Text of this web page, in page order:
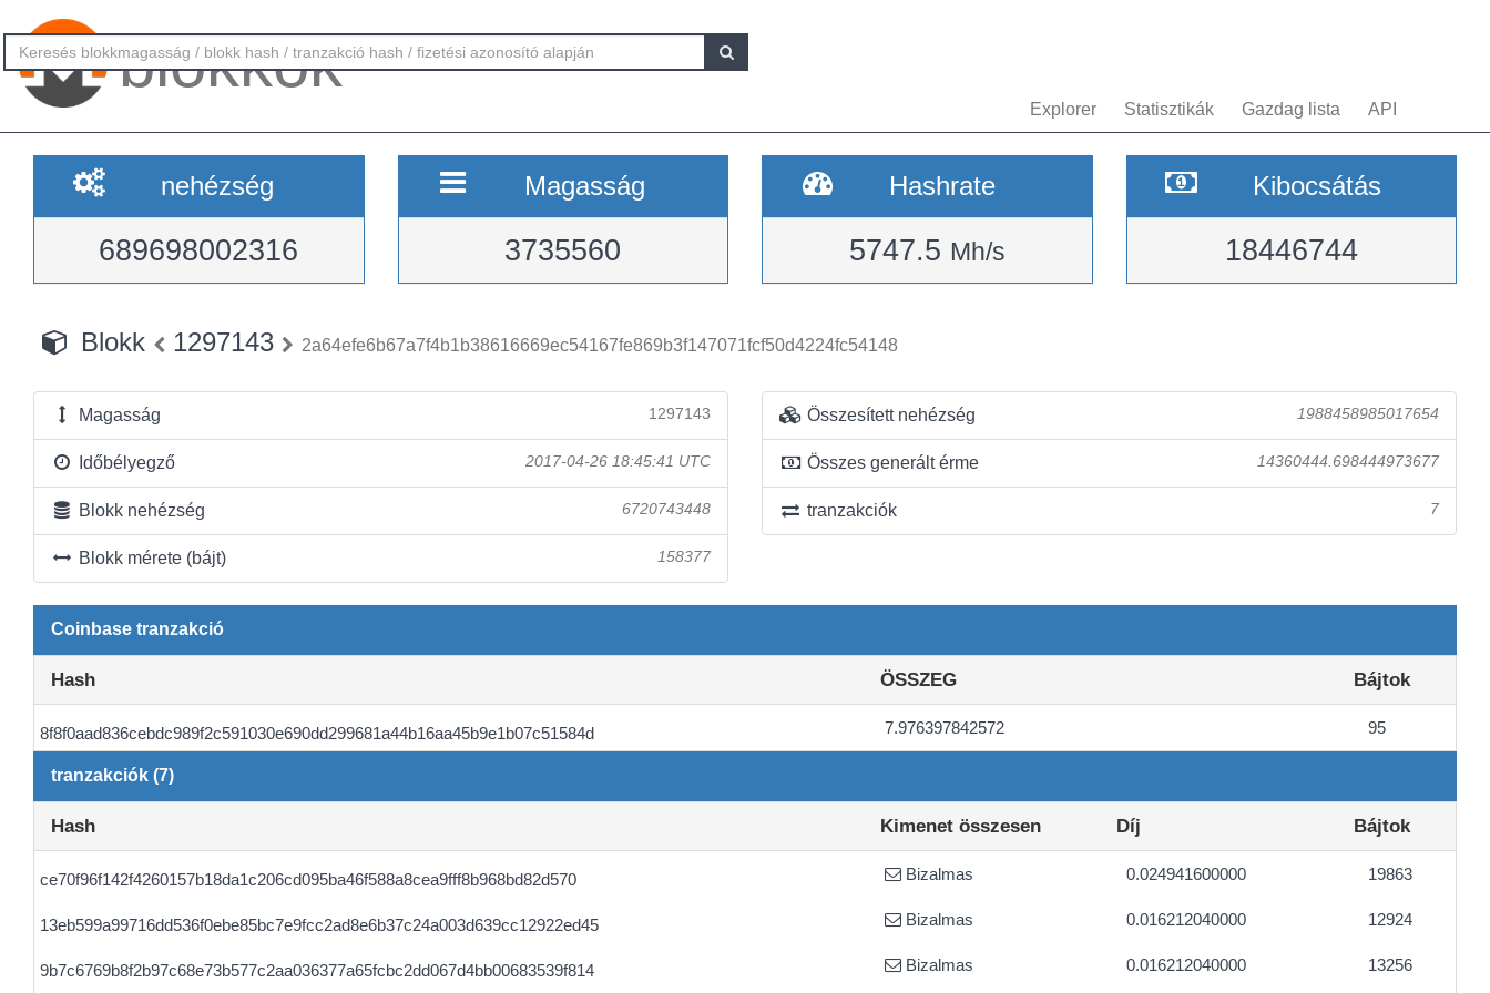
blokkok
Explorer Statisztikák Gazdag lista API
nehézség
689698002316
Magasság
3735560
Hashrate
5747.5 Mh/s
Kibocsátás
18446744
Blokk 1297143 2a64efe6b67a7f4b1b38616669ec54167fe869b3f147071fcf50d4224fc54148
Magasság 1297143
Időbélyegző 2017-04-26 18:45:41 UTC
Blokk nehézség 6720743448
Blokk mérete (bájt) 158377
Összesített nehézség 1988458985017654
Összes generált érme 14360444.698444973677
tranzakciók 7
Coinbase tranzakció
Hash ÖSSZEG Bájtok
8f8f0aad836cebdc989f2c591030e690dd299681a44b16aa45b9e1b07c51584d 7.976397842572 95
tranzakciók (7)
Hash Kimenet összesen Díj Bájtok
ce70f96f142f4260157b18da1c206cd095ba46f588a8cea9fff8b968bd82d570 Bizalmas 0.024941600000 19863
13eb599a99716dd536f0ebe85bc7e9fcc2ad8e6b37c24a003d639cc12922ed45 Bizalmas 0.016212040000 12924
9b7c6769b8f2b97c68e73b577c2aa036377a65fcbc2dd067d4bb00683539f814 Bizalmas 0.016212040000 13256